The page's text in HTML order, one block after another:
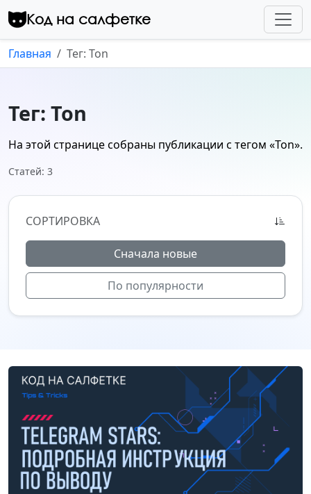
Перейти к контенту
Код на салфетке
Главная Тег: Ton
Тег: Ton
На этой странице собраны публикации с тегом «Ton».
Статей: 3
СОРТИРОВКА
Сначала новые
По популярности